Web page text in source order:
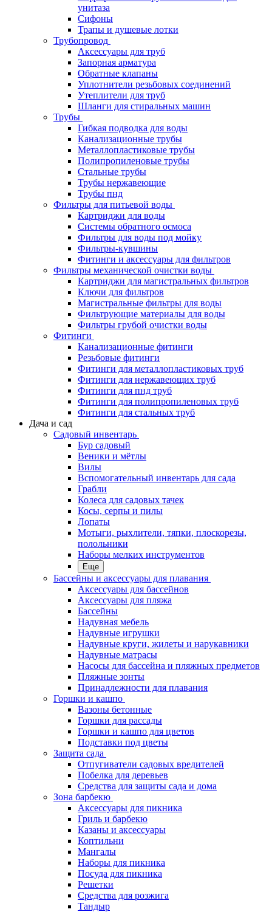
унитаза
Сифоны
Трапы и душевые лотки
Трубопровод
Аксессуары для труб
Запорная арматура
Обратные клапаны
Уплотнители резьбовых соединений
Утеплители для труб
Шланги для стиральных машин
Трубы
Гибкая подводка для воды
Канализационные трубы
Металлопластиковые трубы
Полипропиленовые трубы
Стальные трубы
Трубы нержавеющие
Трубы пнд
Фильтры для питьевой воды
Картриджи для воды
Системы обратного осмоса
Фильтры для воды под мойку
Фильтры-кувшины
Фитинги и аксессуары для фильтров
Фильтры механической очистки воды
Картриджи для магистральных фильтров
Ключи для фильтров
Магистральные фильтры для воды
Фильтрующие материалы для воды
Фильтры грубой очистки воды
Фитинги
Канализационные фитинги
Резьбовые фитинги
Фитинги для металлопластиковых труб
Фитинги для нержавеющих труб
Фитинги для пнд труб
Фитинги для полипропиленовых труб
Фитинги для стальных труб
Дача и сад
Садовый инвентарь
Бур садовый
Веники и мётлы
Вилы
Вспомогательный инвентарь для сада
Грабли
Колеса для садовых тачек
Косы, серпы и пилы
Лопаты
Мотыги, рыхлители, тяпки, плоскорезы,
полольники
Наборы мелких инструментов
Еще
Бассейны и аксессуары для плавания
Аксессуары для бассейнов
Аксессуары для пляжа
Бассейны
Надувная мебель
Надувные игрушки
Надувные круги, жилеты и нарукавники
Надувные матрасы
Насосы для бассейна и пляжных предметов
Пляжные зонты
Принадлежности для плавания
Горшки и кашпо
Вазоны бетонные
Горшки для рассады
Горшки и кашпо для цветов
Подставки под цветы
Защита сада
Отпугиватели садовых вредителей
Побелка для деревьев
Средства для защиты сада и дома
Зона барбекю
Аксессуары для пикника
Гриль и барбекю
Казаны и аксессуары
Коптильни
Мангалы
Наборы для пикника
Посуда для пикника
Решетки
Средства для розжига
Тандыр